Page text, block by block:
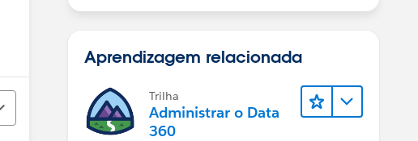
Aprendizagem relacionada
Trilha
Administrar o Data
360